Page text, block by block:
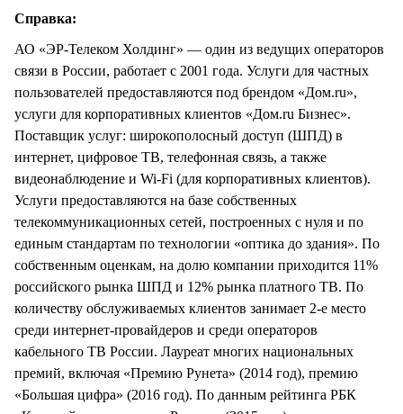
Справка:
АО «ЭР-Телеком Холдинг» — один из ведущих операторов
связи в России, работает с 2001 года. Услуги для частных
пользователей предоставляются под брендом «Дом.ru»,
услуги для корпоративных клиентов «Дом.ru Бизнес».
Поставщик услуг: широкополосный доступ (ШПД) в
интернет, цифровое ТВ, телефонная связь, а также
видеонаблюдение и Wi-Fi (для корпоративных клиентов).
Услуги предоставляются на базе собственных
телекоммуникационных сетей, построенных с нуля и по
единым стандартам по технологии «оптика до здания». По
собственным оценкам, на долю компании приходится 11%
российского рынка ШПД и 12% рынка платного ТВ. По
количеству обслуживаемых клиентов занимает 2-е место
среди интернет-провайдеров и среди операторов
кабельного ТВ России. Лауреат многих национальных
премий, включая «Премию Рунета» (2014 год), премию
«Большая цифра» (2016 год). По данным рейтинга РБК